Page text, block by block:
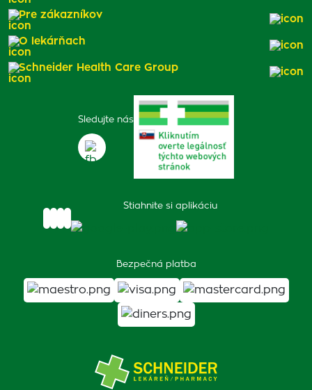
Sledujte nás
Stiahnite si aplikáciu
Bezpečná platba
Pre zákazníkov
O lekárňach
Schneider Health Care Group